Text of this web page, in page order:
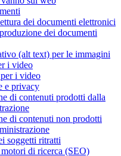
dei documenti elettronici
dei documenti
(alt text) per le immagini
i video
i video
e privacy
di contenuti prodotti dalla
di contenuti non prodotti
soggetti ritratti
di ricerca (SEO)